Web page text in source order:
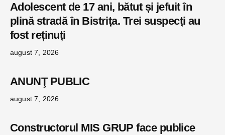
Adolescent de 17 ani, bătut și jefuit în
plină stradă în Bistrița. Trei suspecți au
fost reținuți
august 7, 2026
ANUNŢ PUBLIC
august 7, 2026
Constructorul MIS GRUP face publice